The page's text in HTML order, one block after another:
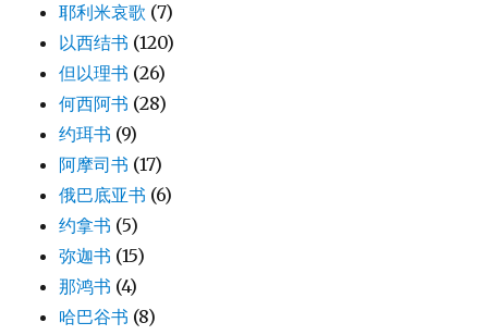
耶利米哀歌 (7)
以西结书 (120)
但以理书 (26)
何西阿书 (28)
约珥书 (9)
阿摩司书 (17)
俄巴底亚书 (6)
约拿书 (5)
弥迦书 (15)
那鸿书 (4)
哈巴谷书 (8)